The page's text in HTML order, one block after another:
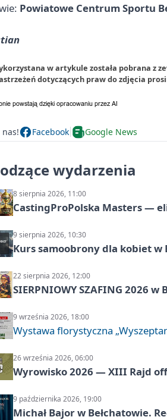
Powiatowe Centrum Sportu
w artykule została pobrana z
dotyczących praw do zdjęcia
Facebook Google News
wydarzenia
8 sierpnia 2026, 11:00
CastingProPolska Masters —
9 sierpnia 2026, 10:30
Kurs samoobrony dla kobiet w
22 sierpnia 2026, 12:00
SIERPNIOWY SZAFING 2026 w
9 września 2026, 18:00
Wystawa florystyczna
26 września 2026, 06:00
Wyrowisko 2026 — XIII Rajd
9 października 2026, 19:00
Michał Bajor w Bełchatowie.